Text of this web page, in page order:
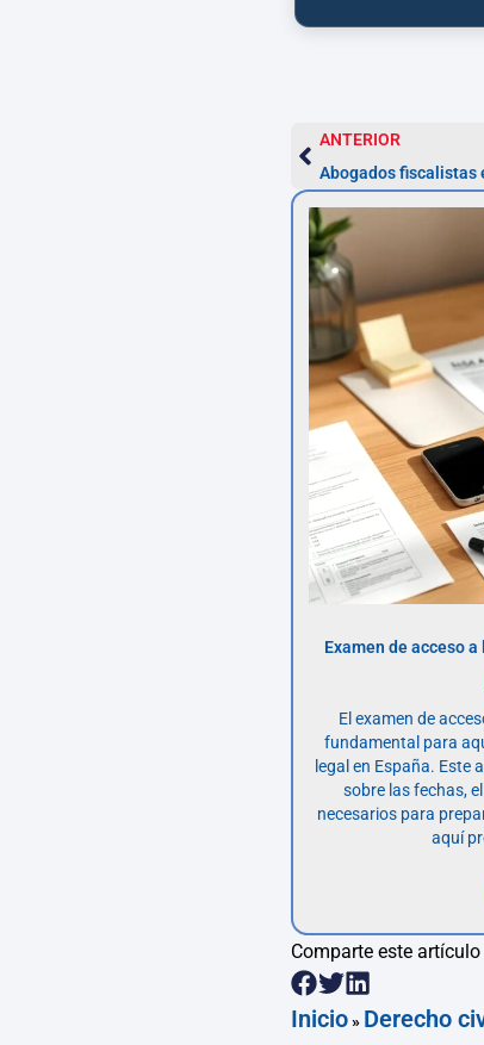
ANTERIOR
Abogados fiscalistas
Examen de acceso
El examen de
fundamental para
legal en España.
sobre las fechas,
necesarios para
aquí
Comparte este
Inicio» Derecho